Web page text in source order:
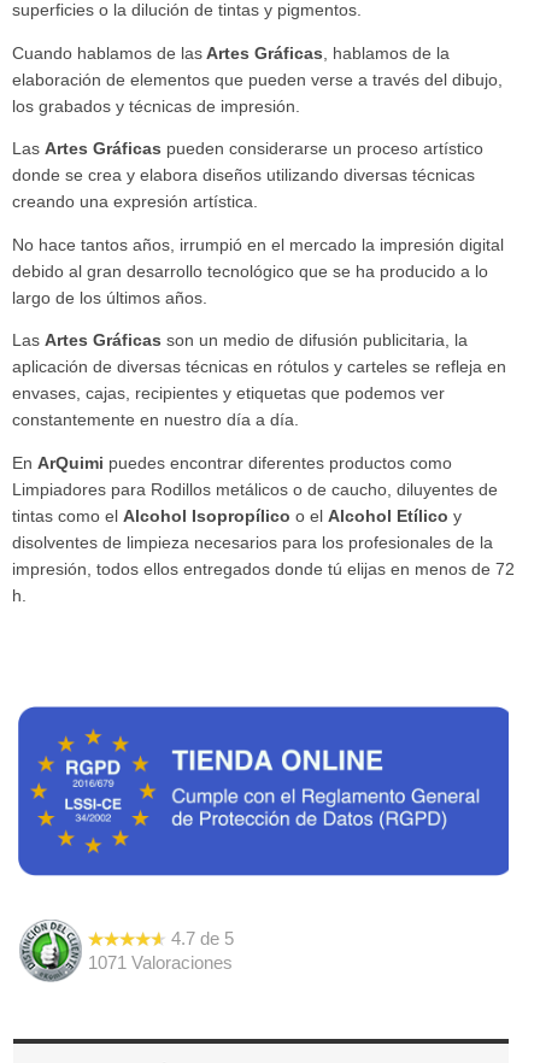
4.7 de 5
1071
Valoraciones
superficies o la dilución de tintas y pigmentos.
Cuando hablamos de las Artes Gráficas , hablamos de la
elaboración de elementos que pueden verse a través del dibujo,
los grabados y técnicas de impresión.
Las Artes Gráficas pueden considerarse un proceso artístico
donde se crea y elabora diseños utilizando diversas técnicas
creando una expresión artística.
No hace tantos años, irrumpió en el mercado la impresión digital
debido al gran desarrollo tecnológico que se ha producido a lo
largo de los últimos años.
Las Artes Gráficas son un medio de difusión publicitaria, la
aplicación de diversas técnicas en rótulos y carteles se refleja en
envases, cajas, recipientes y etiquetas que podemos ver
constantemente en nuestro día a día.
En ArQuimi puedes encontrar diferentes productos como
Limpiadores para Rodillos metálicos o de caucho, diluyentes de
tintas como el Alcohol Isopropílico o el Alcohol Etílico y
disolventes de limpieza necesarios para los profesionales de la
impresión, todos ellos entregados donde tú elijas en menos de 72
h.